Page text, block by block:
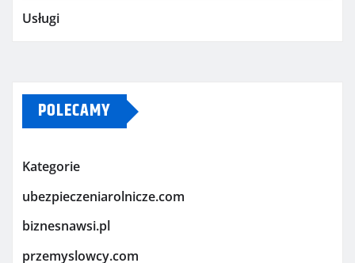
Usługi
POLECAMY
Kategorie
ubezpieczeniarolnicze.com
biznesnawsi.pl
przemyslowcy.com